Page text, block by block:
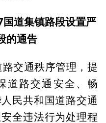
道集镇路段设置严
的通告
交通秩序管理，提
道路交通安全、畅
民共和国道路交通
全违法行为处理程